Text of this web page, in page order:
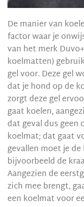
De manier van
factor waar je
van het merk
koelmatten)
gel voor. Deze gel
dat je hond op de
zorgt deze gel
gaat koelen,
dat geval dus geen
koelmat; dat gaat
gevallen moet je
bijvoorbeeld de
Aangezien de
zich mee brengt,
een koelmat voor